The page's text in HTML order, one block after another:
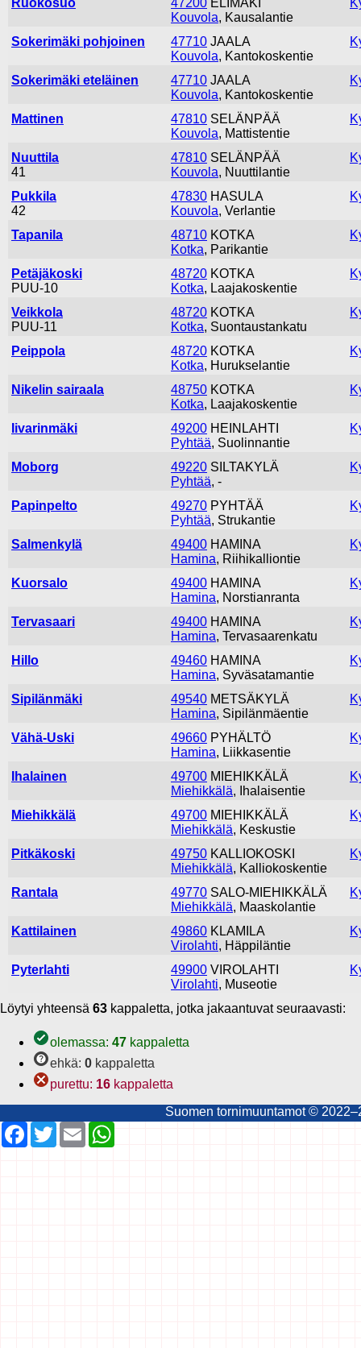
Ruokosuo 47200 ELIMÄKI
Kouvola, Kausalantie
Sokerimäki pohjoinen 47710 JAALA
Kouvola, Kantokoskentie
Sokerimäki eteläinen 47710 JAALA
Kouvola, Kantokoskentie
Mattinen 47810 SELÄNPÄÄ
Kouvola, Mattistentie
Nuuttila
41
47810 SELÄNPÄÄ
Kouvola, Nuuttilantie
Pukkila
42
47830 HASULA
Kouvola, Verlantie
Tapanila 48710 KOTKA
Kotka, Parikantie
Petäjäkoski
PUU-10
48720 KOTKA
Kotka, Laajakoskentie
Veikkola
PUU-11
48720 KOTKA
Kotka, Suontaustankatu
Peippola 48720 KOTKA
Kotka, Hurukselantie
Nikelin sairaala 48750 KOTKA
Kotka, Laajakoskentie
Iivarinmäki 49200 HEINLAHTI
Pyhtää, Suolinnantie
Moborg 49220 SILTAKYLÄ
Pyhtää, -
Papinpelto 49270 PYHTÄÄ
Pyhtää, Strukantie
Salmenkylä 49400 HAMINA
Hamina, Riihikalliontie
Kuorsalo 49400 HAMINA
Hamina, Norstianranta
Tervasaari 49400 HAMINA
Hamina, Tervasaarenkatu
Hillo 49460 HAMINA
Hamina, Syväsatamantie
Sipilänmäki 49540 METSÄKYLÄ
Hamina, Sipilänmäentie
Vähä-Uski 49660 PYHÄLTÖ
Hamina, Liikkasentie
Ihalainen 49700 MIEHIKKÄLÄ
Miehikkälä, Ihalaisentie
Miehikkälä 49700 MIEHIKKÄLÄ
Miehikkälä, Keskustie
Pitkäkoski 49750 KALLIOKOSKI
Miehikkälä, Kalliokoskentie
Rantala 49770 SALO-MIEHIKKÄLÄ
Miehikkälä, Maaskolantie
Kattilainen 49860 KLAMILA
Virolahti, Häppiläntie
Pyterlahti 49900 VIROLAHTI
Virolahti, Museotie
Löytyi yhteensä 63 kappaletta, jotka jakaantuvat seuraavasti:
olemassa: 47 kappaletta
ehkä: 0 kappaletta
purettu: 16 kappaletta
Suomen tornimuuntamot ©
Facebook
TwitterEmail